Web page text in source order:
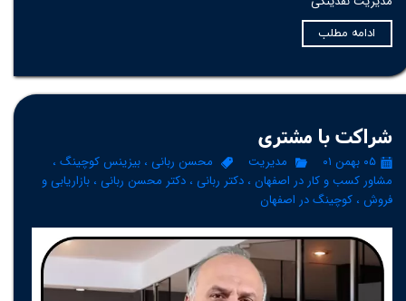
ادامه مطلب
شراکت با مشتری
۰۵ بهمن ۰۱ مدیریت محسن ربانی ، بیزینس کوچینگ ،
مشاور کسب و کار در اصفهان ، دکتر ربانی ، دکتر محسن ربانی ، بازاریابی و
فروش ، کوچینگ در اصفهان